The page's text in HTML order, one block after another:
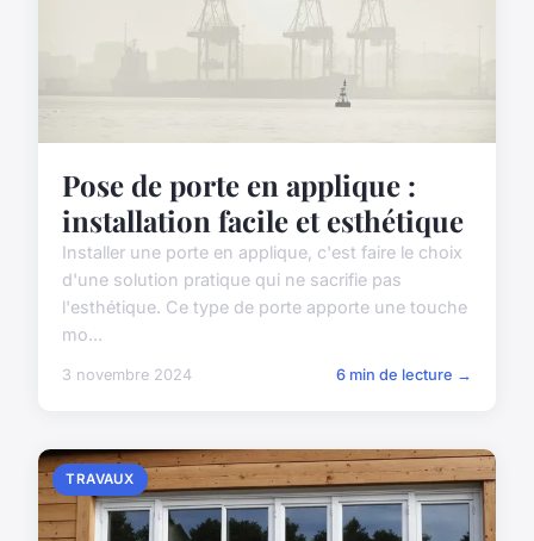
Pose de porte en applique :
installation facile et esthétique
Installer une porte en applique, c'est faire le choix
d'une solution pratique qui ne sacrifie pas
l'esthétique. Ce type de porte apporte une touche
mo...
3 novembre 2024 6 min de lecture →
TRAVAUX